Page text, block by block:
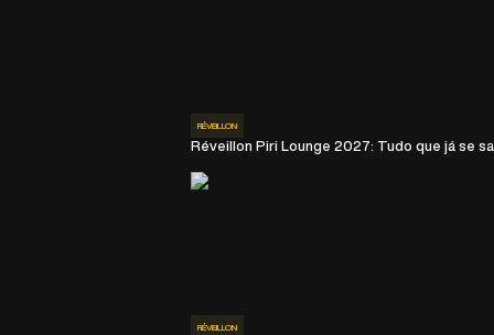
RÉVEILLON
Réveillon Piri Lounge 2027: Tudo que já se
RÉVEILLON